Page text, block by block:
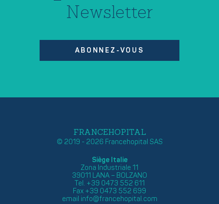
Newsletter
ABONNEZ-VOUS
FRANCEHOPITAL
© 2019 - 2026 Francehopital SAS
Siège Italie
Zona Industriale 11
39011 LANA – BOLZANO
Tel. +39 0473 552 611
Fax +39 0473 552 699
email info@francehopital.com